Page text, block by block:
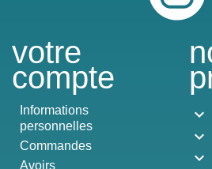
votre
compte
Informations
personnelles
Commandes
Avoirs
expand_more
expand_more
expand_more